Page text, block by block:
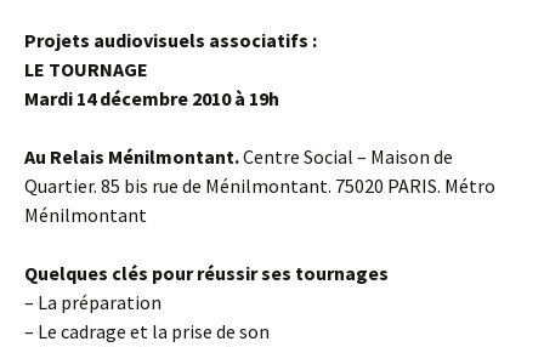
Projets audiovisuels associatifs :
LE TOURNAGE
Mardi 14 décembre 2010 à 19h
Au Relais Ménilmontant.Centre Social – Maison de
Quartier. 85 bis rue de Ménilmontant. 75020 PARIS. Métro
Ménilmontant
Quelques clés pour réussir ses tournages
– La préparation
– Le cadrage et la prise de son